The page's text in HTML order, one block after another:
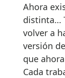
Ahora
distinta…
volver a
versión de
que
Cada